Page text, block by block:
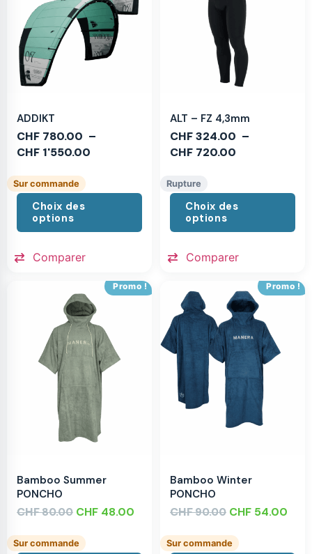
ADDIKT
CHF 780.00 –
CHF 1'550.00
Sur commande
Choix des
options
Comparer
ALT – FZ 4,3mm
CHF324.00 –
CHF 720.00
Rupture
Choix des
options
Comparer
Promo !
Bamboo Summer
PONCHO
CHF80.00 CHF 48.00
Sur commande
Promo !
Bamboo Winter
PONCHO
CHF90.00 CHF 54.00
Sur commande